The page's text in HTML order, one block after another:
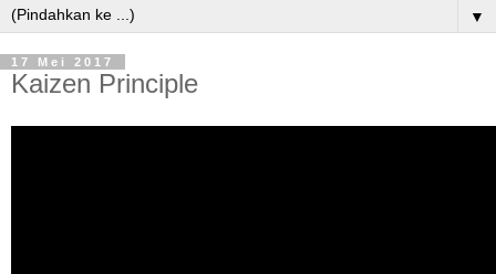
▼
17 Mei 2017
Kaizen Principle